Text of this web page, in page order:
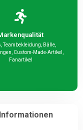
Teambekleidung, Bälle,
Custom-Made-Artikel,
Fanartikel